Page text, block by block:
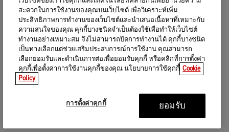
สะดวกในการใช้งานของคุณบนเว็บไซต์ เพื่อวิเคราะห์เพิ่ม
ประสิทธิภาพการทำงานของเว็บไซต์และนำเสนอเนื้อหาที่เหมาะกับ
ความสนใจของคุณ คุกกี้บางชนิดจำเป็นต้องใช้เพื่อทำให้เว็บไซต์
ทำงานอย่างเหมาะสม จึงไม่สามารถปิดการทำงานได้ คุกกี้บางชนิด
เป็นทางเลือกแต่ช่วยเสริมประสบการณ์การใช้งาน คุณสามารถ
เลือกยอมรับและดำเนินการต่อเพื่อยอมรับคุกกี้ หรือคลิกที่การตั้งค่า
คุกกี้เพื่อตั้งค่าการใช้งานคุกกี้ของคุณ นโยบายการใช้คุกกี้ Cookie
Policy
การตั้งค่าคุกกี้ ยอมรับ